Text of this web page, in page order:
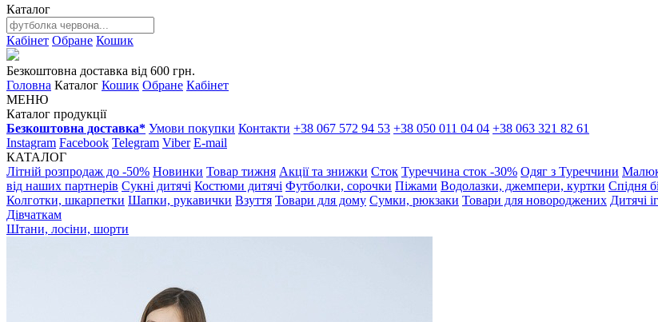
Каталог
Кабінет Обране Кошик
Безкоштовна доставка від 600 грн.
Головна Каталог Кошик Обране Кабінет
МЕНЮ
Каталог продукції
Безкоштовна доставка* Умови покупки Контакти +38 067 572 94 53 +38 050 011 04 04 +38 063 321 82 61
Instagram Facebook Telegram Viber E-mail
КАТАЛОГ
Літній розпродаж до -50% Новинки Товар тижня Акції та знижки Сток Туреччина сток -30% Одяг з Туреччини
від наших партнерів Сукні дитячі Костюми дитячі Футболки, сорочки Піжами Водолазки, джемпери, куртки Спідня
Колготки, шкарпетки Шапки, рукавички Взуття Товари для дому Сумки, рюкзаки Товари для новороджених Дитячі
Дівчаткам
Штани, лосіни, шорти